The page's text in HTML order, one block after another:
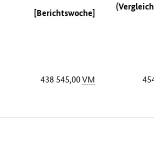
[Berichtswoche]
438 545,00VM